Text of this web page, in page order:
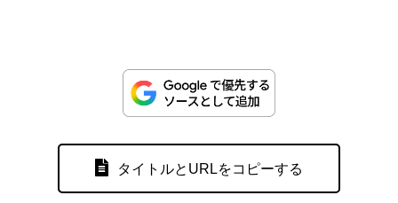
タイトルとURLをコピーする